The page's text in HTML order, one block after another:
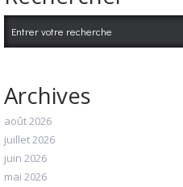
Archives
août 2026
juillet 2026
juin 2026
mai 2026